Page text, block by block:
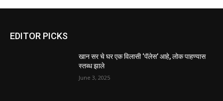
EDITOR PICKS
खान सर चे घर एक विलासी ‘पॅलेस’ आहे, लोक पाहण्यास
स्तब्ध झाले
June 3, 2025